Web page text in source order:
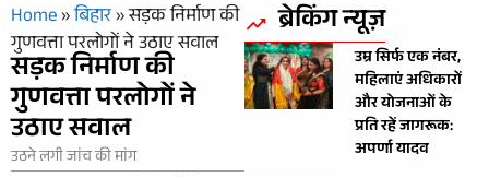
Home»बिहार»सड़क निर्माण की
गुणवत्ता परलोगों ने उठाए सवाल
सड़क निर्माण की
गुणवत्ता परलोगों ने
उठाए सवाल
उठने लगी जांच की मांग
ब्रेकिंग न्यूज़
उम्र सिर्फ एक नंबर,
महिलाएं अधिकारों
और योजनाओं के
प्रति रहें जागरूक:
अपर्णा यादव